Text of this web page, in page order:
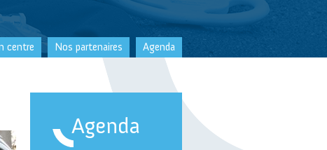
centre Nos partenaires Agenda
Agenda